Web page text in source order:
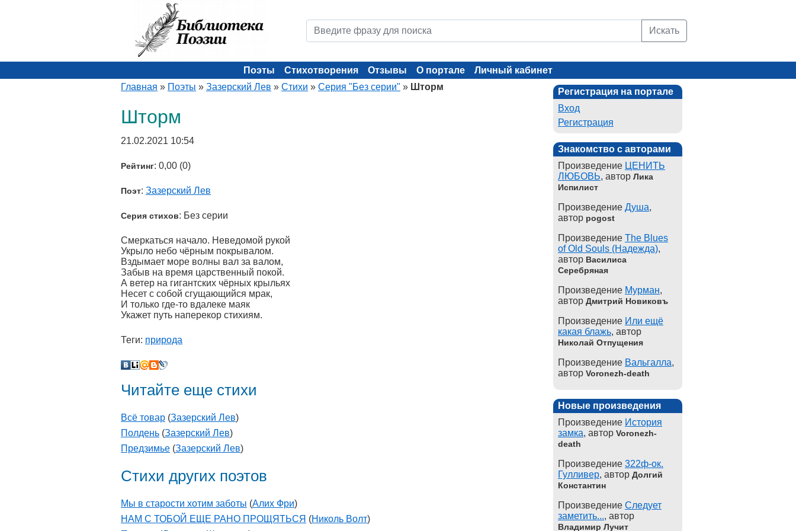
Искать
Поэты Стихотворения Отзывы О портале
Личный кабинет
Главная » Поэты » Зазерский Лев » Стихи » Серия "Без серии" » Шторм
Шторм
21.02.2021 10:54
Рейтинг: 0,00 (0)
Поэт: Зазерский Лев
Серия стихов: Без серии
Смеркаться начало. Неведомой рукой
Укрыло небо чёрным покрывалом.
Вздымает море волны вал за валом,
Забыв на время царственный покой.
А ветер на гигантских чёрных крыльях
Несет с собой сгущающийся мрак,
И только где-то вдалеке маяк
Укажет путь наперекор стихиям.
Теги: природа
Читайте еще стихи
Всё товар (Зазерский Лев)
Полдень (Зазерский Лев)
Предзимье (Зазерский Лев)
Стихи других поэтов
Мы в старости хотим заботы (Алих Фри)
НАМ С ТОБОЙ ЕЩЕ РАНО ПРОЩЯТЬСЯ (Николь Волт)
Регистрация на портале
Вход
Регистрация
Знакомство с авторами
Произведение ЦЕНИТЬ
ЛЮБОВЬ, автор Лика
Испилист
Произведение Душа,
автор pogost
Произведение The Blues
of Old Souls (Надежда),
автор Василиса
Серебряная
Произведение Мурман,
автор Дмитрий Новиковъ
Произведение Или ещё
какая блажь, автор
Николай Отпущения
Произведение Вальгалла,
автор Voronezh-death
Новые произведения
Произведение История
замка, автор Voronezh-
death
Произведение 322ф-ок.
Гулливер, автор Долгий
Константин
Произведение Следует
заметить..., автор
Владимир Лучит